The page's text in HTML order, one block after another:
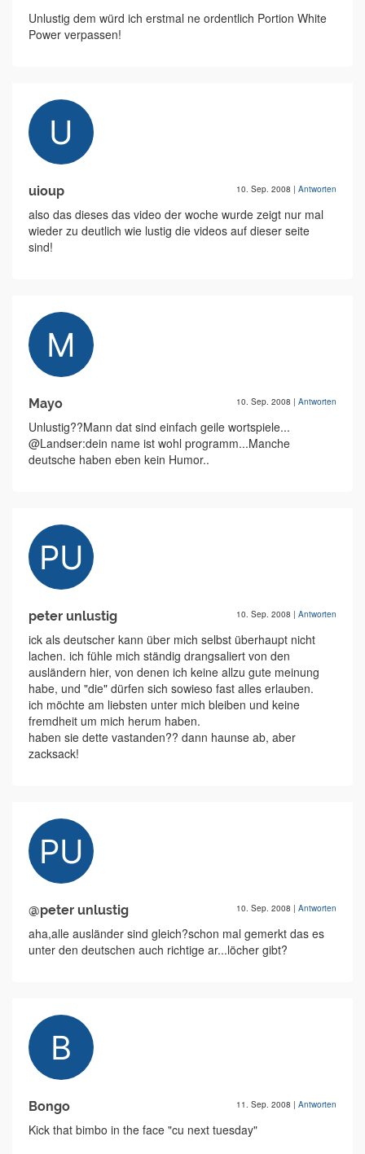
Unlustig dem würd ich erstmal ne ordentlich Portion White
Power verpassen!
uioup 10. Sep. 2008 | Antworten
also das dieses das video der woche wurde zeigt nur mal
wieder zu deutlich wie lustig die videos auf dieser seite
sind!
Mayo 10. Sep. 2008 | Antworten
Unlustig??Mann dat sind einfach geile wortspiele...
@Landser:dein name ist wohl programm...Manche
deutsche haben eben kein Humor..
peter unlustig 10. Sep. 2008 | Antworten
ick als deutscher kann über mich selbst überhaupt nicht
lachen. ich fühle mich ständig drangsaliert von den
ausländern hier, von denen ich keine allzu gute meinung
habe, und "die" dürfen sich sowieso fast alles erlauben.
ich möchte am liebsten unter mich bleiben und keine
fremdheit um mich herum haben.
haben sie dette vastanden?? dann haunse ab, aber
zacksack!
@peter unlustig 10. Sep. 2008 | Antworten
aha,alle ausländer sind gleich?schon mal gemerkt das es
unter den deutschen auch richtige ar...löcher gibt?
Bongo 11. Sep. 2008 | Antworten
Kick that bimbo in the face "cu next tuesday"